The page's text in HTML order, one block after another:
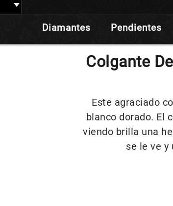
Diamantes Pendientes
Colgante
Este agraciado
blanco dorado. El
viendo brilla una
se le ve